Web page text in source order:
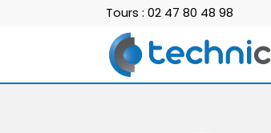
Tours : 02 47 80 48 98